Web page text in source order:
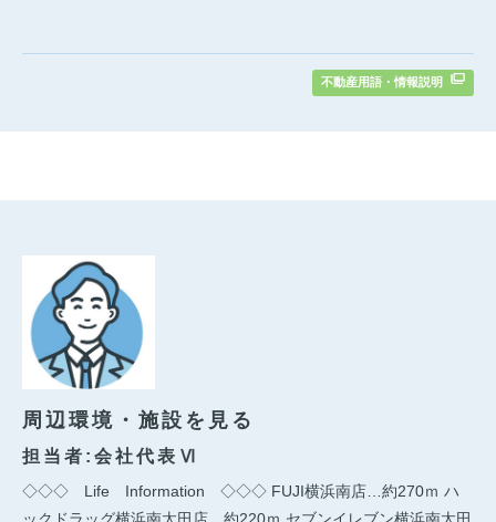
不動産用語・情報説明
周辺環境・施設を見る
担当者:会社代表Ⅵ
◇◇◇ Life Information ◇◇◇ FUJI横浜南店…約270ｍ ハ